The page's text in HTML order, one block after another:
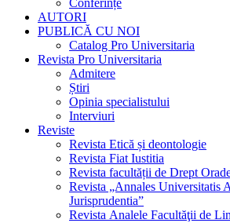
Conferințe
AUTORI
PUBLICĂ CU NOI
Catalog Pro Universitaria
Revista Pro Universitaria
Admitere
Știri
Opinia specialistului
Interviuri
Reviste
Revista Etică și deontologie
Revista Fiat Iustitia
Revista facultății de Drept
Revista „Annales Universitatis
Jurisprudentia”
Revista Analele Facultăţii de